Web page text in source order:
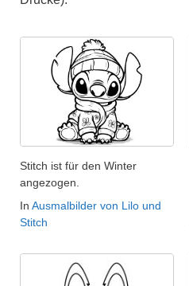
Stitch ist für den Winter
angezogen.
In Ausmalbilder von Lilo und
Stitch